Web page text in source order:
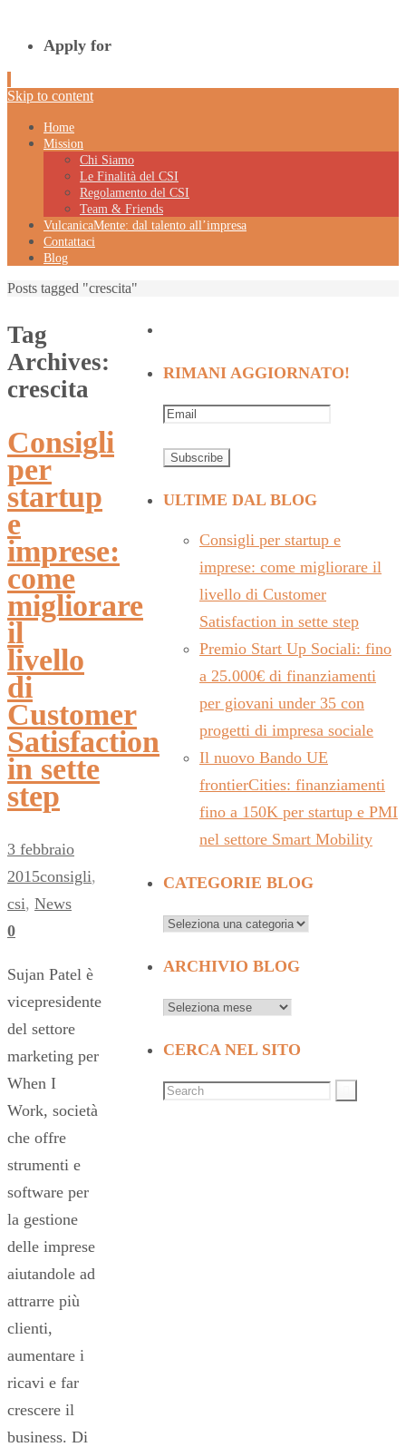
Apply for
Skip to content
Home
Mission
Chi Siamo
Le Finalità del CSI
Regolamento del CSI
Team & Friends
VulcanicaMente: dal talento all’impresa
Contattaci
Blog
Posts tagged "crescita"
Tag
Archives:
crescita
Consigli
per
startup
e
imprese:
come
migliorare
il
livello
di
Customer
Satisfaction
in sette
step
3 febbraio
2015consigli,
csi, News
0
Sujan Patel è
vicepresidente
del settore
marketing per
When I
Work, società
che offre
strumenti e
software per
la gestione
delle imprese
aiutandole ad
attrarre più
clienti,
aumentare i
ricavi e far
crescere il
business. Di
RIMANI AGGIORNATO!
ULTIME DAL BLOG
Consigli per startup e
imprese: come migliorare il
livello di Customer
Satisfaction in sette step
Premio Start Up Sociali: fino
a 25.000€ di finanziamenti
per giovani under 35 con
progetti di impresa sociale
Il nuovo Bando UE
frontierCities: finanziamenti
fino a 150K per startup e PMI
nel settore Smart Mobility
CATEGORIE BLOG
ARCHIVIO BLOG
CERCA NEL SITO